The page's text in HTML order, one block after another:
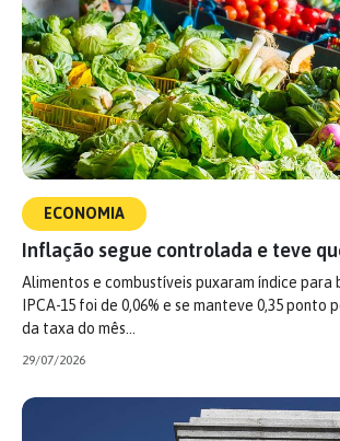
ECONOMIA
Inflação segue controlada e teve
Alimentos e combustíveis puxaram índice para
IPCA-15 foi de 0,06% e se manteve 0,35 ponto
da taxa do mês…
29/07/2026